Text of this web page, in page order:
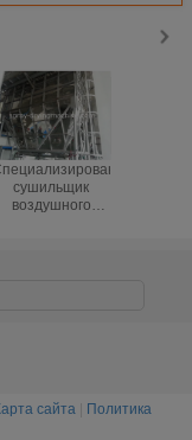
сушильщик
воздушного
сайта|
Политика